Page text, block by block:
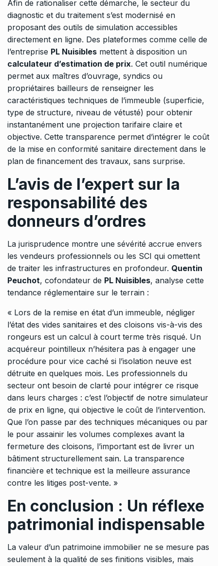
Afin de rationaliser cette démarche, le secteur du
diagnostic et du traitement s’est modernisé en
proposant des outils de simulation accessibles
directement en ligne. Des plateformes comme celle de
l’entreprise PL Nuisibles mettent à disposition un
calculateur d’estimation de prix. Cet outil numérique
permet aux maîtres d’ouvrage, syndics ou
propriétaires bailleurs de renseigner les
caractéristiques techniques de l’immeuble (superficie,
type de structure, niveau de vétusté) pour obtenir
instantanément une projection tarifaire claire et
objective. Cette transparence permet d’intégrer le coût
de la mise en conformité sanitaire directement dans le
plan de financement des travaux, sans surprise.
L’avis de l’expert sur la
responsabilité des
donneurs d’ordres
La jurisprudence montre une sévérité accrue envers
les vendeurs professionnels ou les SCI qui omettent
de traiter les infrastructures en profondeur. Quentin
Peuchot, cofondateur de PL Nuisibles, analyse cette
tendance réglementaire sur le terrain :
« Lors de la remise en état d’un immeuble, négliger
l’état des vides sanitaires et des cloisons vis-à-vis des
rongeurs est un calcul à court terme très risqué. Un
acquéreur pointilleux n’hésitera pas à engager une
procédure pour vice caché si l’isolation neuve est
détruite en quelques mois. Les professionnels du
secteur ont besoin de clarté pour intégrer ce risque
dans leurs charges : c’est l’objectif de notre simulateur
de prix en ligne, qui objective le coût de l’intervention.
Que l’on passe par des techniques mécaniques ou par
le pour assainir les volumes complexes avant la
fermeture des cloisons, l’important est de livrer un
bâtiment structurellement sain. La transparence
financière et technique est la meilleure assurance
contre les litiges post-vente. »
En conclusion : Un réflexe
patrimonial indispensable
La valeur d’un patrimoine immobilier ne se mesure pas
seulement à la qualité de ses finitions visibles, mais